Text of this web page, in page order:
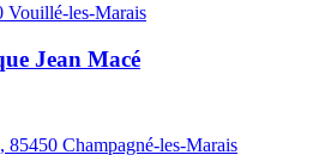
Vouillé-les-Marais
Jean Macé
, 85450 Champagné-les-Marais